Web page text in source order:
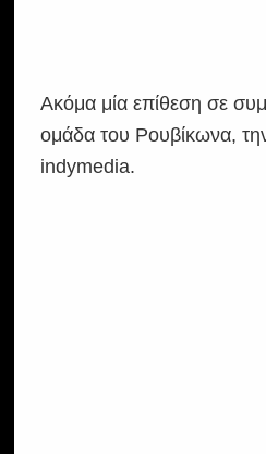
Ακόμα μία επίθεση σε
ομάδα του Ρουβίκωνα,
indymedia.